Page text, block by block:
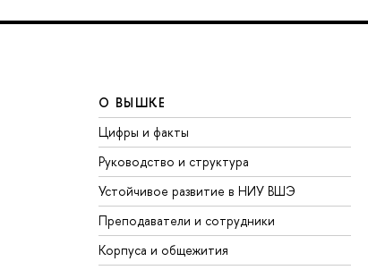
О ВЫШКЕ
Цифры и факты
Руководство и структура
Устойчивое развитие в НИУ ВШЭ
Преподаватели и сотрудники
Корпуса и общежития